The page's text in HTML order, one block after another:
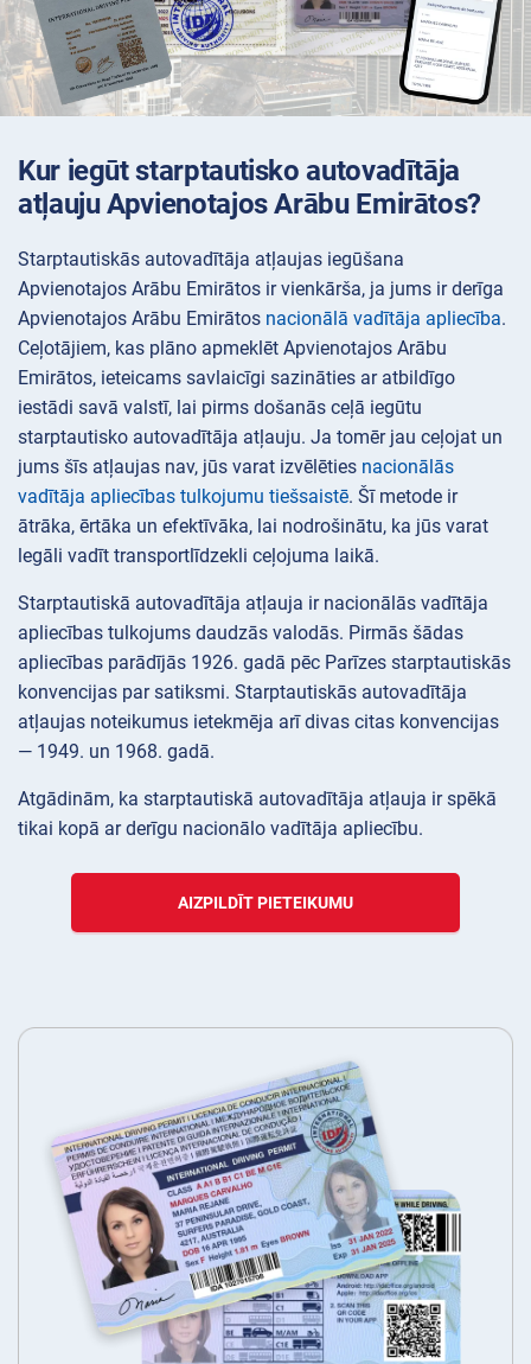
Kur iegūt starptautisko autovadītāja
atļauju Apvienotajos Arābu Emirātos?
Starptautiskās autovadītāja atļaujas iegūšana
Apvienotajos Arābu Emirātos ir vienkārša, ja jums ir derīga
Apvienotajos Arābu Emirātos nacionālā vadītāja apliecība.
Ceļotājiem, kas plāno apmeklēt Apvienotajos Arābu
Emirātos, ieteicams savlaicīgi sazināties ar atbildīgo
iestādi savā valstī, lai pirms došanās ceļā iegūtu
starptautisko autovadītāja atļauju. Ja tomēr jau ceļojat un
jums šīs atļaujas nav, jūs varat izvēlēties nacionālās
vadītāja apliecības tulkojumu tiešsaistē. Šī metode ir
ātrāka, ērtāka un efektīvāka, lai nodrošinātu, ka jūs varat
legāli vadīt transportlīdzekli ceļojuma laikā.
Starptautiskā autovadītāja atļauja ir nacionālās vadītāja
apliecības tulkojums daudzās valodās. Pirmās šādas
apliecības parādījās 1926. gadā pēc Parīzes starptautiskās
konvencijas par satiksmi. Starptautiskās autovadītāja
atļaujas noteikumus ietekmēja arī divas citas konvencijas
— 1949. un 1968. gadā.
Atgādinām, ka starptautiskā autovadītāja atļauja ir spēkā
tikai kopā ar derīgu nacionālo vadītāja apliecību.
AIZPILDĪT PIETEIKUMU